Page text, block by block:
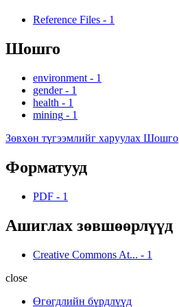
Reference Files - 1
Шошго
environment - 1
gender - 1
health - 1
mining - 1
Зөвхөн түгээмлийг харуулах Шошго
Форматууд
PDF - 1
Ашиглах зөвшөөрлүүд
Creative Commons At... - 1
close
Өгөгдлийн бүрдлүүд